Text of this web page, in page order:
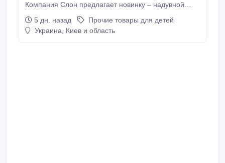
Компания Слон предлагает новинку – надувной
этом году праздники в Украине с горьким вкусом
войны, нельзя лишать детей детства. Чтобы помочь
5 дн. назад
Прочие товары для детей
Украина, Киев и область